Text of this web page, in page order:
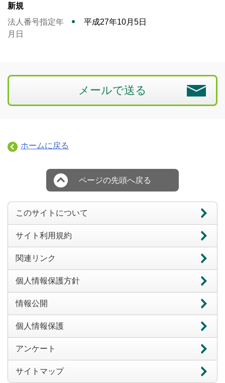
新規
法人番号指定年
月日
平成27年10月5日
メールで送る
ホームに戻る
ページの先頭へ戻る
このサイトについて
サイト利用規約
関連リンク
個人情報保護方針
情報公開
個人情報保護
アンケート
サイトマップ